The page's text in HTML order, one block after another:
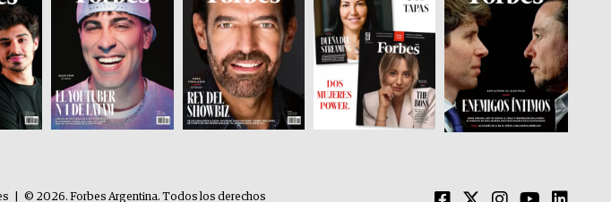
© 2026. Forbes Argentina. Todos los derechos